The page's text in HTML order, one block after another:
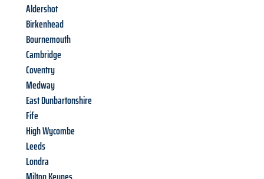
Aldershot
Birkenhead
Bournemouth
Cambridge
Coventry
Medway
East Dunbartonshire
Fife
High Wycombe
Leeds
Londra